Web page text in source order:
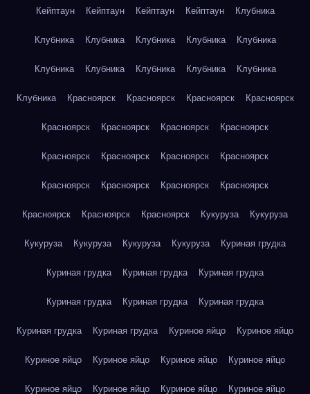
Кейптаун Кейптаун Кейптаун Кейптаун Клубника
Клубника Клубника Клубника Клубника Клубника
Клубника Клубника Клубника Клубника Клубника
Клубника Красноярск Красноярск Красноярск Красноярск
Красноярск Красноярск Красноярск Красноярск
Красноярск Красноярск Красноярск Красноярск
Красноярск Красноярск Красноярск Красноярск
Красноярск Красноярск Красноярск Кукуруза Кукуруза
Кукуруза Кукуруза Кукуруза Кукуруза Куриная грудка
Куриная грудка Куриная грудка Куриная грудка
Куриная грудка Куриная грудка Куриная грудка
Куриная грудка Куриная грудка Куриное яйцо Куриное яйцо
Куриное яйцо Куриное яйцо Куриное яйцо Куриное яйцо
Куриное яйцо Куриное яйцо Куриное яйцо Куриное яйцо